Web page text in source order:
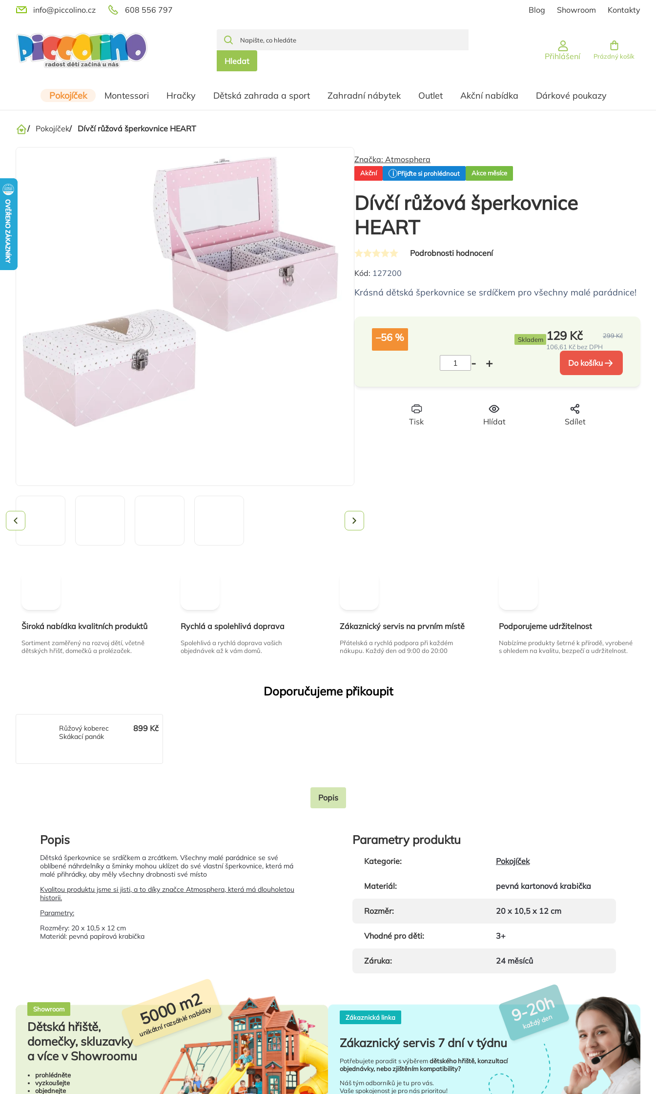
Přejít
obsah
608 556 797
info@piccolino.cz Blog Showroom Kontakty
Hledat Přihlášení Nákupní košík
Prázdný košík
Pokojíček Montessori Hračky Dětská zahrada a sport Zahradní nábytek Outlet Akční nabídka Dárkové poukazy
Domů
/ Pokojíček/ Dívčí růžová šperkovnice HEART
Dívčí růžová šperkovnice
HEART
Akční Přijďte si prohlédnout Akce měsíce
Průměrné
hodnocení
je
hvězdiček.
Podrobnosti hodnocení
Značka: Atmosphera
Kód: 127200
Krásná dětská šperkovnice se srdíčkem pro všechny malé parádnice!
Tisk Hlídat Sdílet
–56 % Skladem 299 Kč
129 Kč
106,61 Kč bez DPHMěrná
cena:
Do košíku
Široká nabídka kvalitních produktů
Sortiment zaměřený na rozvoj dětí, včetně
dětských hřišť, domečků a prolézaček.
Rychlá a spolehlivá doprava
Spolehlivá a rychlá doprava vašich
objednávek až k vám domů.
Zákaznický servis na prvním místě
Přátelská a rychlá podpora při každém
nákupu. Každý den od 9:00 do 20:00
Podporujeme udržitelnost
Nabízíme produkty šetrné k přírodě, vyrobené
s ohledem na kvalitu, bezpečí a udržitelnost.
Doporučujeme přikoupit
Růžový koberec
Skákací panák
899 Kč
Popis
Popis
Dětská šperkovnice se srdíčkem a zrcátkem. Všechny malé parádnice se své
oblíbené náhrdelníky a šminky mohou uklízet do své vlastní šperkovnice, která má
malé přihrádky, aby měly všechny drobnosti své místo
Kvalitou produktu jsme si jisti, a to díky značce Atmosphera, která má dlouholetou
historii.
Parametry:
Rozměry: 20 x 10,5 x 12 cm
Materiál: pevná papírová krabička
Parametry produktu
Kategorie: Pokojíček
Materiál: pevná kartonová krabička
Rozměr: 20 x 10,5 x 12 cm
Vhodné pro děti: 3+
Záruka: 24 měsíců
Showroom
Dětská hřiště,
domečky, skluzavky
a více v Showroomu
prohlédněte
vyzkoušejte
objednejte
5000 m2
unikátní rozsáhlé nabídky Zákaznická linka
Zákaznický servis 7 dní v týdnu
Potřebujete poradit s výběremdětského hřiště, konzultací
objednávky, nebo zjištěním kompatibility?
Náš tým odborníků je tu pro vás.
Vaše spokojenost je pro nás prioritou!
9-20h
každý den